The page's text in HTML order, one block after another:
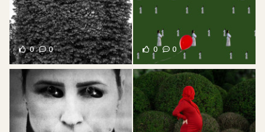
0 0 0 0